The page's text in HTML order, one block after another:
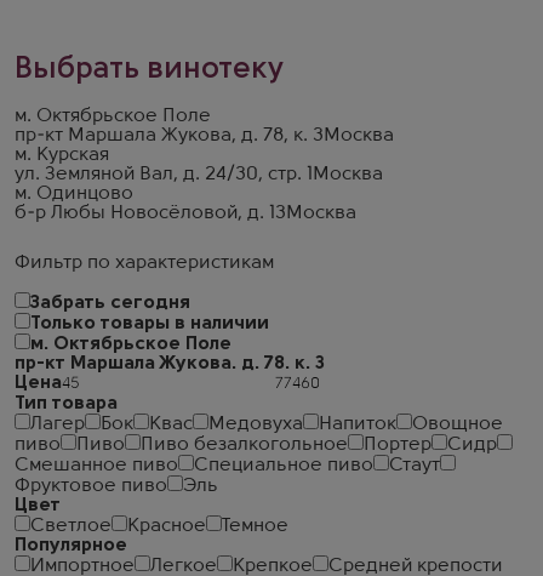
Фильтр по характеристикам
Забрать сегодня
Только товары в наличии
м. Октябрьское Поле
пр-кт Маршала Жукова. д. 78. к. 3
Цена
Тип товара
Лагер
Бок Квас Медовуха Напиток
Овощное
пиво
Пиво Пиво безалкогольное Портер
Сидр
Смешанное пиво
Специальное пиво
Стаут
Фруктовое пиво
Эль
Цвет
Светлое
Красное
Темное
Популярное
Импортное
Легкое Крепкое
Средней крепости
Выбрать винотеку
м. Октябрьское Поле
пр-кт Маршала Жукова, д. 78, к. 3 Москва
м. Курская
ул. Земляной Вал, д. 24/30, стр. 1
Москва
м. Одинцово
б-р Любы Новосёловой, д. 13 Москва